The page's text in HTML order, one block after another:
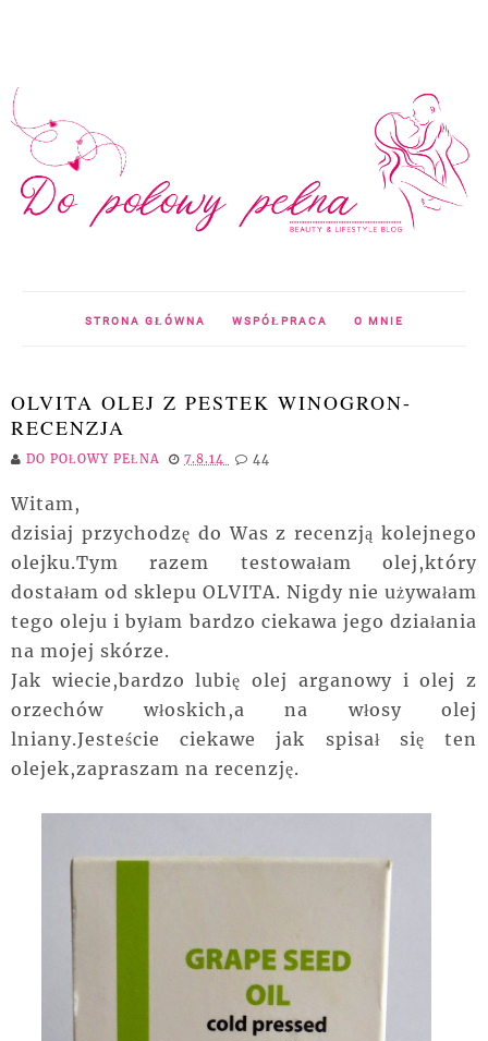
STRONA GŁÓWNA WSPÓŁPRACA O MNIE
OLVITA OLEJ Z PESTEK WINOGRON-
RECENZJA
DO POŁOWY PEŁNA 7.8.14 44
Witam,
dzisiaj przychodzę do Was z recenzją kolejnego
olejku.Tym razem testowałam olej,który
dostałam od sklepu OLVITA. Nigdy nie używałam
tego oleju i byłam bardzo ciekawa jego działania
na mojej skórze.
Jak wiecie,bardzo lubię olej arganowy i olej z
orzechów włoskich,a na włosy olej
lniany.Jesteście ciekawe jak spisał się ten
olejek,zapraszam na recenzję.